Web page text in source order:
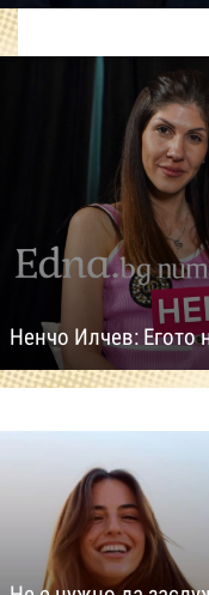
Ненчо Илчев: Егото